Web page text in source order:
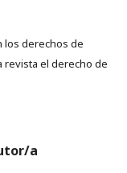
los derechos de
revista el derecho de
a